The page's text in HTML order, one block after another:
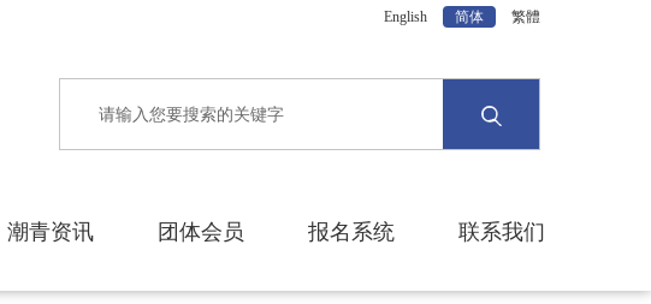
English 简体 繁體
潮青资讯 团体会员 报名系统 联系我们